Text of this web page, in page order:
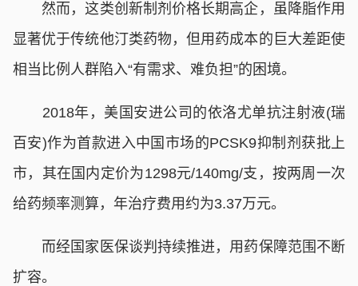
然而，这类创新制剂价格长期高企，虽降脂作用
显著优于传统他汀类药物，但用药成本的巨大差距使
相当比例人群陷入“有需求、难负担”的困境。
2018年，美国安进公司的依洛尤单抗注射液(瑞
百安)作为首款进入中国市场的PCSK9抑制剂获批上
市，其在国内定价为1298元/140mg/支，按两周一次
给药频率测算，年治疗费用约为3.37万元。
而经国家医保谈判持续推进，用药保障范围不断
扩容。